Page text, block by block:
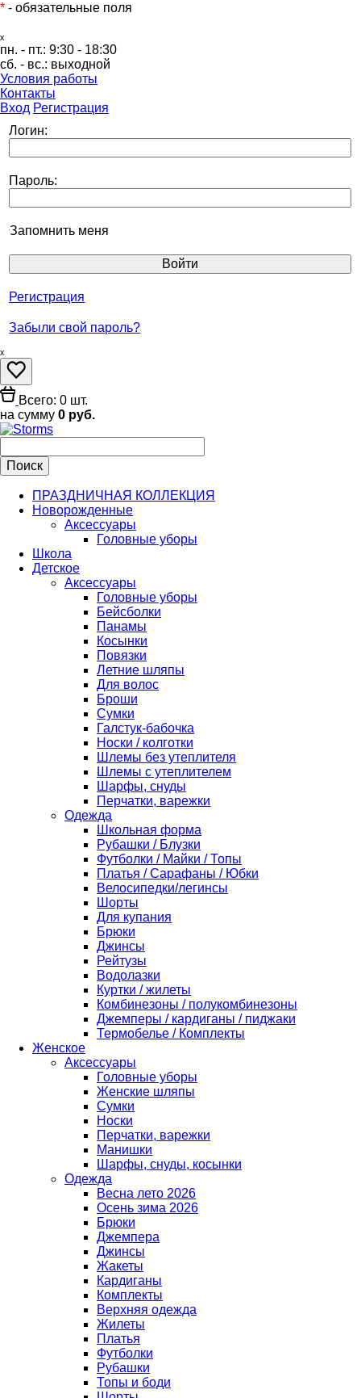
* - обязательные поля
ₓ
пн. - пт.: 9:30 - 18:30
сб. - вс.: выходной
Условия работы
Контакты
Вход Регистрация
Логин:
Пароль:
Запомнить меня
Регистрация
Забыли свой пароль?
ₓ
Всего: 0 шт.
на сумму 0 руб.
ПРАЗДНИЧНАЯ КОЛЛЕКЦИЯ
Новорожденные
Аксессуары
Головные уборы
Школа
Детское
Аксессуары
Головные уборы
Бейсболки
Панамы
Косынки
Повязки
Летние шляпы
Для волос
Броши
Сумки
Галстук-бабочка
Носки / колготки
Шлемы без утеплителя
Шлемы с утеплителем
Шарфы, снуды
Перчатки, варежки
Одежда
Школьная форма
Рубашки / Блузки
Футболки / Майки / Топы
Платья / Сарафаны / Юбки
Велосипедки/легинсы
Шорты
Для купания
Брюки
Джинсы
Рейтузы
Водолазки
Куртки / жилеты
Комбинезоны / полукомбинезоны
Джемперы / кардиганы / пиджаки
Термобелье / Комплекты
Женское
Аксессуары
Головные уборы
Женские шляпы
Сумки
Носки
Перчатки, варежки
Манишки
Шарфы, снуды, косынки
Одежда
Весна лето 2026
Осень зима 2026
Брюки
Джемпера
Джинсы
Жакеты
Кардиганы
Комплекты
Верхняя одежда
Жилеты
Платья
Футболки
Рубашки
Топы и боди